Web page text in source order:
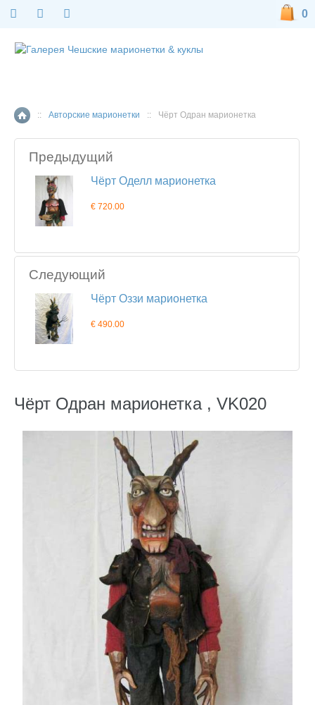
Главная страница
:: Авторские марионетки :: Чёрт Одран марионетка
Предыдущий
Чёрт Оделл марионетка
€ 720.00
Следующий
Чёрт Оззи марионетка
€ 490.00
Чёрт Одран марионетка , VK020
0